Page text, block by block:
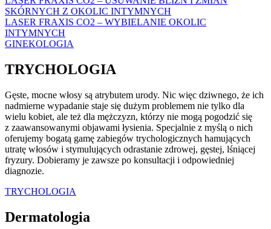
SKÓRNYCH Z OKOLIC INTYMNYCH
LASER FRAXIS CO2 – WYBIELANIE OKOLIC
INTYMNYCH
GINEKOLOGIA
TRYCHOLOGIA
Gęste, mocne włosy są atrybutem urody. Nic więc dziwnego, że ich
nadmierne wypadanie staje się dużym problemem nie tylko dla
wielu kobiet, ale też dla mężczyzn, którzy nie mogą pogodzić się
z zaawansowanymi objawami łysienia. Specjalnie z myślą o nich
oferujemy bogatą gamę zabiegów trychologicznych hamujących
utratę włosów i stymulujących odrastanie zdrowej, gęstej, lśniącej
fryzury. Dobieramy je zawsze po konsultacji i odpowiedniej
diagnozie.
TRYCHOLOGIA
Dermatologia